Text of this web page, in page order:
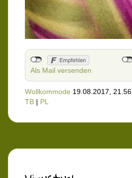
Als Mail versenden
Wollkommode 19.08.2017, 21.56
TB | PL